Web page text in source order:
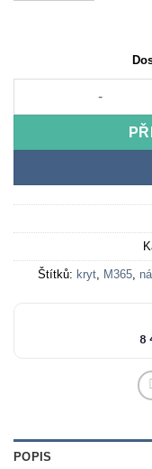
Univerzální bílý
Štítků: kryt, M365,
POPIS